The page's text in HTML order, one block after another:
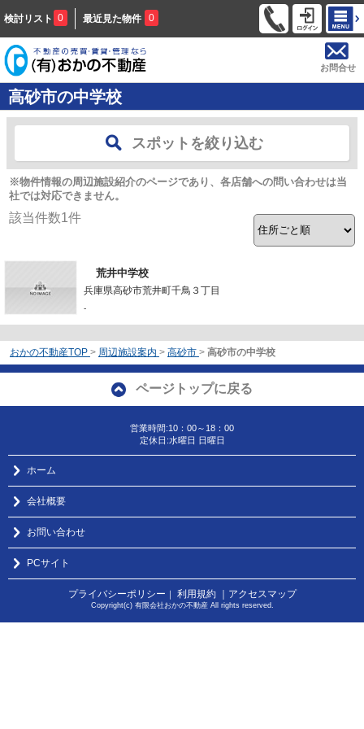
検討リスト 0 最近見た物件 0
お問合せ
高砂市の中学校
スポットを絞り込む
※物件情報の周辺施設紹介のページであり、各店舗への問い合わせは当
社では対応できません。
該当件数1件
荒井中学校
兵庫県高砂市荒井町千鳥３丁目
-
おかの不動産TOP > 周辺施設案内 > 高砂市 > 高砂市の中学校
ページトップに戻る
営業時間:10：00～18：00
定休日:水曜日 日曜日
ホーム
会社概要
お問い合わせ
PCサイト
プライバシーポリシー ｜ 利用規約 ｜アクセスマップ
Copyright(c) 有限会社おかの不動産 All rights reserved.